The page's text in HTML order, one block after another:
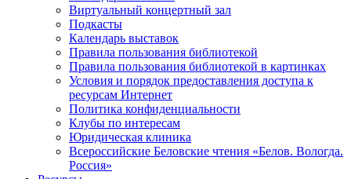
Виртуальный концертный зал
Подкасты
Календарь выставок
Правила пользования библиотекой
Правила пользования библиотекой в картинках
Условия и порядок предоставления доступа к
ресурсам Интернет
Политика конфиденциальности
Клубы по интересам
Юридическая клиника
Всероссийские Беловские чтения «Белов. Вологда.
Россия»